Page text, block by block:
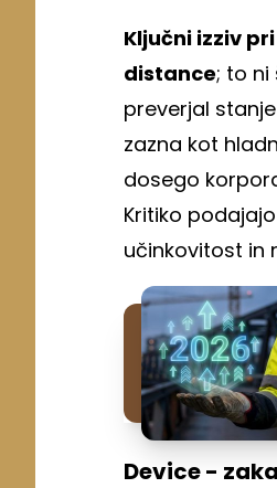
Ključni izziv
distance; to ni
preverjal
zazna kot
dosego
Kritiko
učinkovitost in
Device -